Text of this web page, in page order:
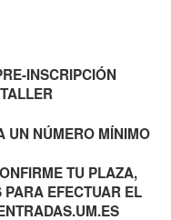
INSCRIPCIÓN
UN NÚMERO MÍNIMO
TU PLAZA,
EFECTUAR EL